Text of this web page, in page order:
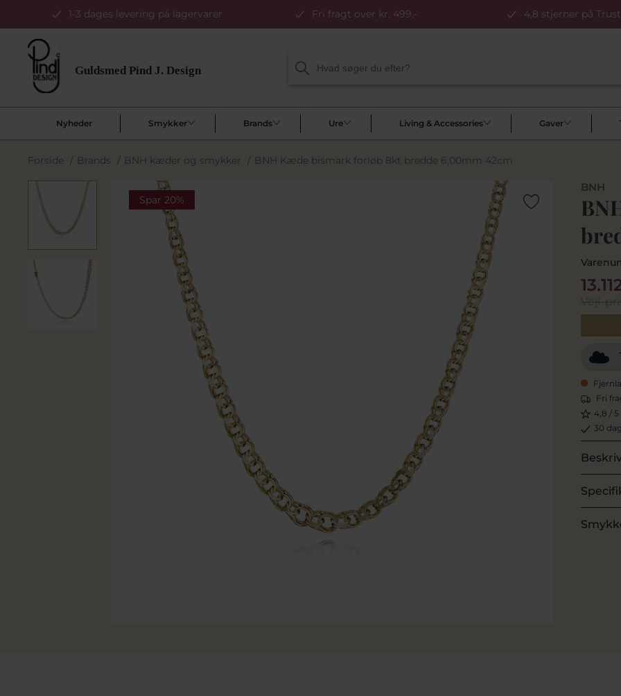
1-3 dages levering på lagervarer Fri fragt over kr. 499,- 4,8 stjerner på
Nyheder Smykker Brands Ure Living & Accessories Gaver
Forside / Brands / BNH kæder og smykker / BNH Kæde bismark forløb 8kt bredde 6,00mm 42cm
Spar 20%
BNH
Vejl.
Fri
4,8 /
30